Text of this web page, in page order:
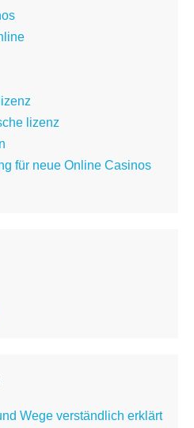
lizenz
für neue Online Casinos
Wege verständlich erklärt